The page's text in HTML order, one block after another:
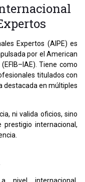
Expertos (AIPE) es
por el American
Tiene como
titulados con
en múltiples
ni valida oficios, sino
internacional,